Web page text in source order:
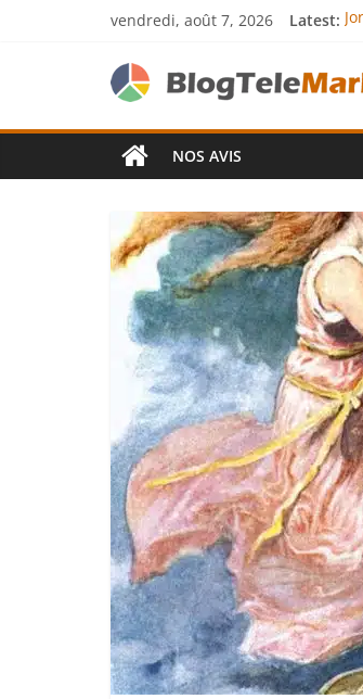
vendredi, août 7, 2026 Latest:
NOS AVIS